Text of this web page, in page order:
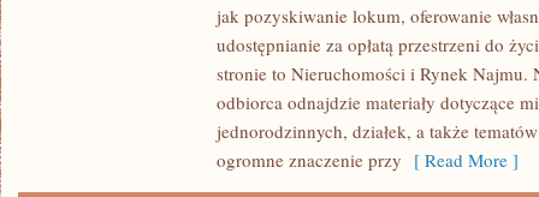
INWESTYCJE
DEWELOPERZY
jak pozyskiwanie lokum, oferowanie
udostępnianie za opłatą przestrzeni do
stronie to Nieruchomości i Rynek Najmu.
odbiorca odnajdzie materiały dotyczące
jednorodzinnych, działek, a także
ogromne znaczenie przy [ Read More ]